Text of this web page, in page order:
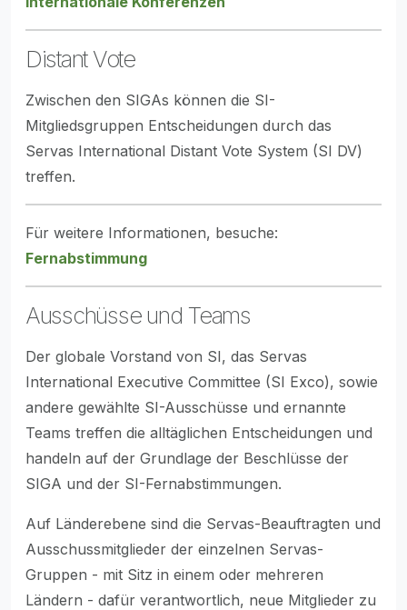
Distant Vote
Zwischen den SIGAs können die SI-
Mitgliedsgruppen Entscheidungen durch das
Servas International Distant Vote System (SI DV)
treffen.
Für weitere Informationen, besuche:
Fernabstimmung
Ausschüsse und Teams
Der globale Vorstand von SI, das Servas
International Executive Committee (SI Exco), sowie
andere gewählte SI-Ausschüsse und ernannte
Teams treffen die alltäglichen Entscheidungen und
handeln auf der Grundlage der Beschlüsse der
SIGA und der SI-Fernabstimmungen.
Auf Länderebene sind die Servas-Beauftragten und
Ausschussmitglieder der einzelnen Servas-
Gruppen - mit Sitz in einem oder mehreren
Ländern - dafür verantwortlich, neue Mitglieder zu